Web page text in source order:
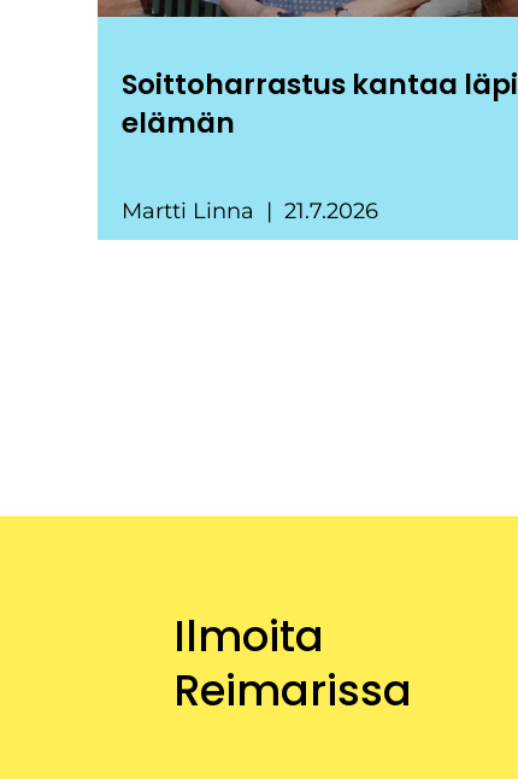
Soittoharrastus kantaa läpi
elämän
Martti Linna 21.7.2026
Ilmoita
Reimarissa